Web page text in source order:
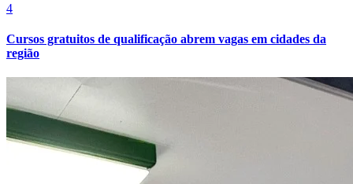
4
Cursos gratuitos de qualificação abrem vagas em cidades da
região